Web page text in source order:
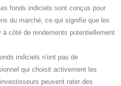
fonds indiciels sont conçus pour
du marché, ce qui signifie que les
côté de rendements potentiellement
indiciels n'ont pas de
qui choisit activement les
peuvent rater des